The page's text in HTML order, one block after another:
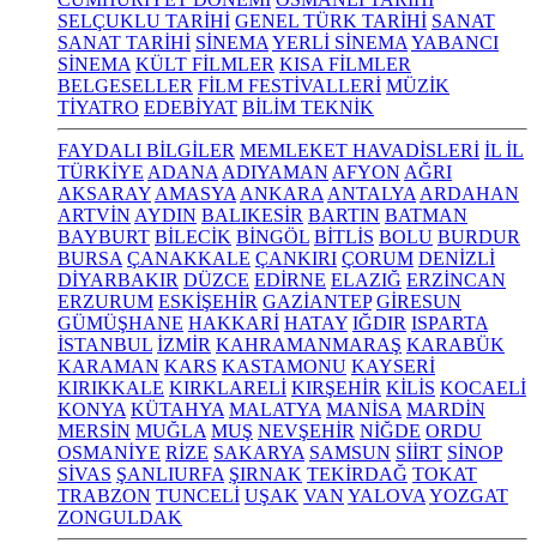
SELÇUKLU TARİHİ GENEL TÜRK TARİHİ SANAT
SANAT TARİHİ SİNEMA YERLİ SİNEMA YABANCI
SİNEMA KÜLT FİLMLER KISA FİLMLER
BELGESELLER FİLM FESTİVALLERİ MÜZİK
TİYATRO EDEBİYAT BİLİM TEKNİK
FAYDALI BİLGİLER MEMLEKET HAVADİSLERİ İL İL
TÜRKİYE ADANA ADIYAMAN AFYON AĞRI
AKSARAY AMASYA ANKARA ANTALYA ARDAHAN
ARTVİN AYDIN BALIKESİR BARTIN BATMAN
BAYBURT BİLECİK BİNGÖL BİTLİS BOLU BURDUR
BURSA ÇANAKKALE ÇANKIRI ÇORUM DENİZLİ
DİYARBAKIR DÜZCE EDİRNE ELAZIĞ ERZİNCAN
ERZURUM ESKİŞEHİR GAZİANTEP GİRESUN
GÜMÜŞHANE HAKKARİ HATAY IĞDIR ISPARTA
İSTANBUL İZMİR KAHRAMANMARAŞ KARABÜK
KARAMAN KARS KASTAMONU KAYSERİ
KIRIKKALE KIRKLARELİ KIRŞEHİR KİLİS KOCAELİ
KONYA KÜTAHYA MALATYA MANİSA MARDİN
MERSİN MUĞLA MUŞ NEVŞEHİR NİĞDE ORDU
OSMANİYE RİZE SAKARYA SAMSUN SİİRT SİNOP
SİVAS ŞANLIURFA ŞIRNAK TEKİRDAĞ TOKAT
TRABZON TUNCELİ UŞAK VAN YALOVA YOZGAT
ZONGULDAK